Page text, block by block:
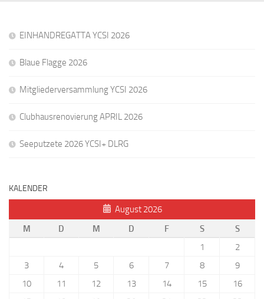
EINHANDREGATTA YCSI 2026
Blaue Flagge 2026
Mitgliederversammlung YCSI 2026
Clubhausrenovierung APRIL 2026
Seeputzete 2026 YCSI+ DLRG
KALENDER
August 2026
M
D M D F S
S
1
2
3
4 5 6 7 8
9
10
11 12 13 14 15
16